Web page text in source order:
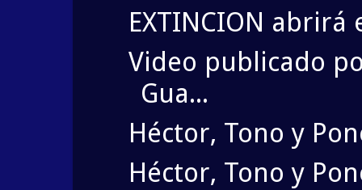
EXTINCION
Video publicado
Gua...
Héctor, Tono y
Héctor, Tono y